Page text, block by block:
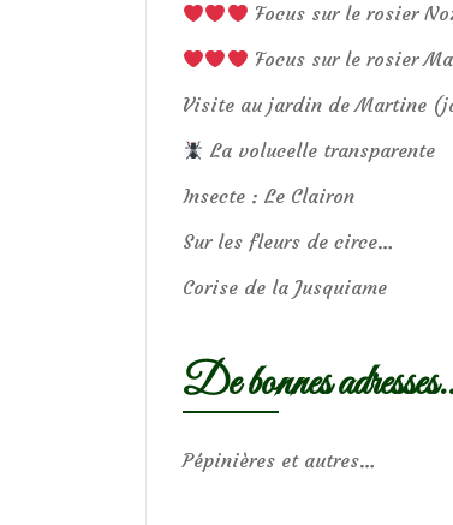
Focus sur le rosier
Focus sur le rosier
Visite au jardin de Martine
La volucelle transparente
Insecte : Le Clairon
Sur les fleurs de circe…
Corise de la Jusquiame
De bonnes
Pépinières et autres…